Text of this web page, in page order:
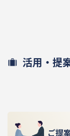
活用・提
ご提